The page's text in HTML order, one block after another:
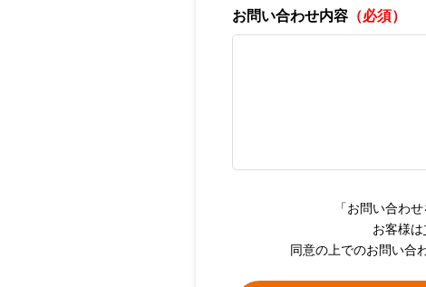
お問い合わせ内容 （必須）
「お問い合わ
お客様は
同意の上でのお問い合